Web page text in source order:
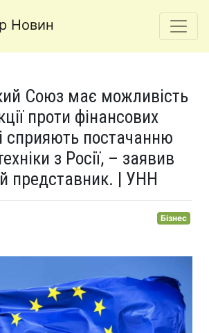
Новин
Союз має можливість
проти фінансових
сприяють постачанню
з Росії, – заявив
представник. | УНН
Бізнес